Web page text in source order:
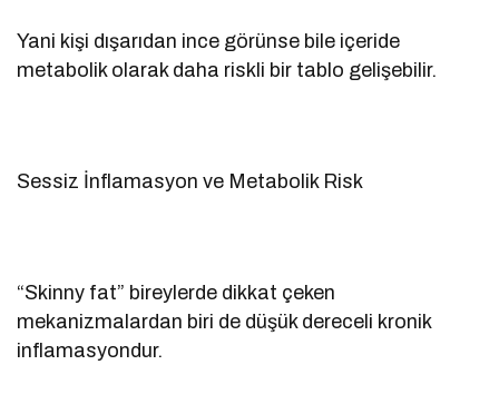
Yani kişi dışarıdan ince görünse bile içeride
metabolik olarak daha riskli bir tablo gelişebilir.
Sessiz İnflamasyon ve Metabolik Risk
“Skinny fat” bireylerde dikkat çeken
mekanizmalardan biri de düşük dereceli kronik
inflamasyondur.